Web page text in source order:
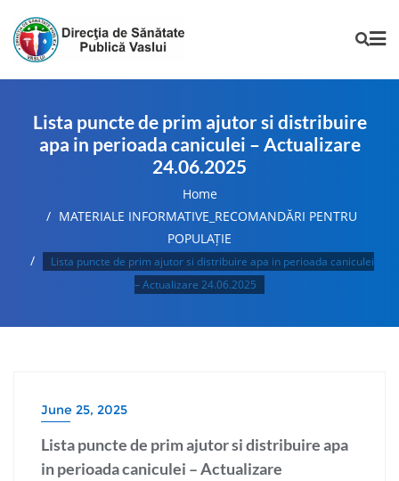
Lista puncte de prim ajutor si distribuire
apa in perioada caniculei – Actualizare
24.06.2025
Home
MATERIALE INFORMATIVE_RECOMANDĂRI PENTRU
POPULAȚIE
Lista puncte de prim ajutor si distribuire apa in perioada caniculei
– Actualizare 24.06.2025
June 25, 2025
Lista puncte de prim ajutor si distribuire apa
in perioada caniculei – Actualizare